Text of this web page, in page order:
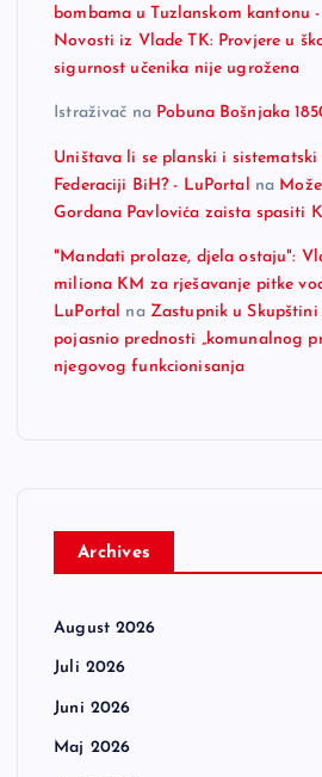
bombama u Tuzlanskom kantonu
Novosti iz Vlade TK: Provjere u
sigurnost učenika nije ugrožena
Istraživač na Pobuna Bošnjaka
Uništava li se planski i
Federaciji BiH? - LuPortal
na
Gordana Pavlovića zaista spasiti
"Mandati prolaze, djela ostaju":
miliona KM za rješavanje pitke
LuPortal na Zastupnik u
pojasnio prednosti „komunalnog
njegovog funkcionisanja
Archives
August 2026
Juli 2026
Juni 2026
Maj 2026